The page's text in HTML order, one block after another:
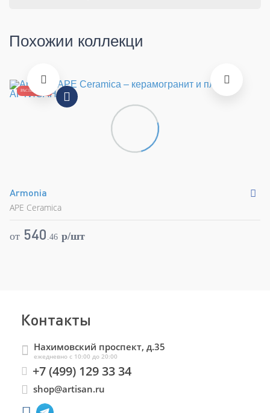
Похожии коллекци
РАСПРОДАЖА
Armonia
APE Ceramica
от 540 .46 p/шт
Контакты
Нахимовский проспект, д.35
ежедневно с 10:00 до 20:00
+7 (499) 129 33 34
shop@artisan.ru